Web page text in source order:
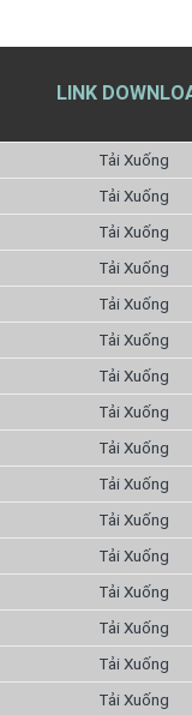
LINK
Tải Xuống
Tải Xuống
Tải Xuống
Tải Xuống
Tải Xuống
Tải Xuống
Tải Xuống
Tải Xuống
Tải Xuống
Tải Xuống
Tải Xuống
Tải Xuống
Tải Xuống
Tải Xuống
Tải Xuống
Tải Xuống